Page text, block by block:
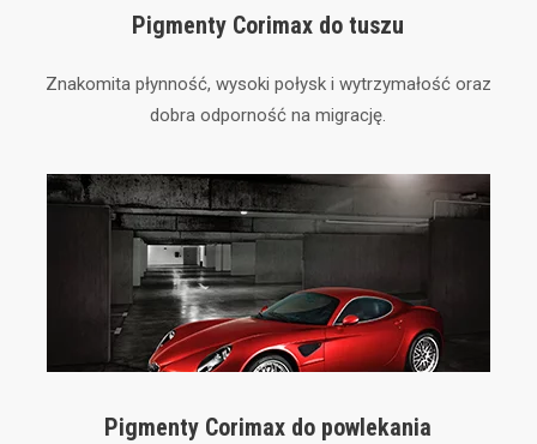
Pigmenty Corimax do tuszu
Znakomita płynność, wysoki połysk i wytrzymałość oraz
dobra odporność na migrację.
Pigmenty Corimax do powlekania